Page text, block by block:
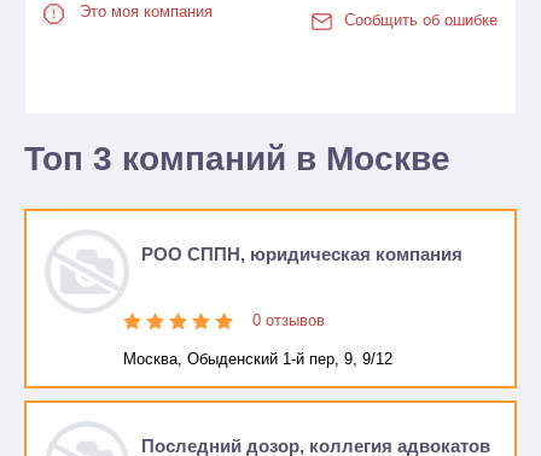
Это моя компания Сообщить об ошибке
Топ 3 компаний в Москве
РОО СППН, юридическая компания
0 отзывов
Москва, Обыденский 1-й пер, 9, 9/12
Последний дозор, коллегия адвокатов